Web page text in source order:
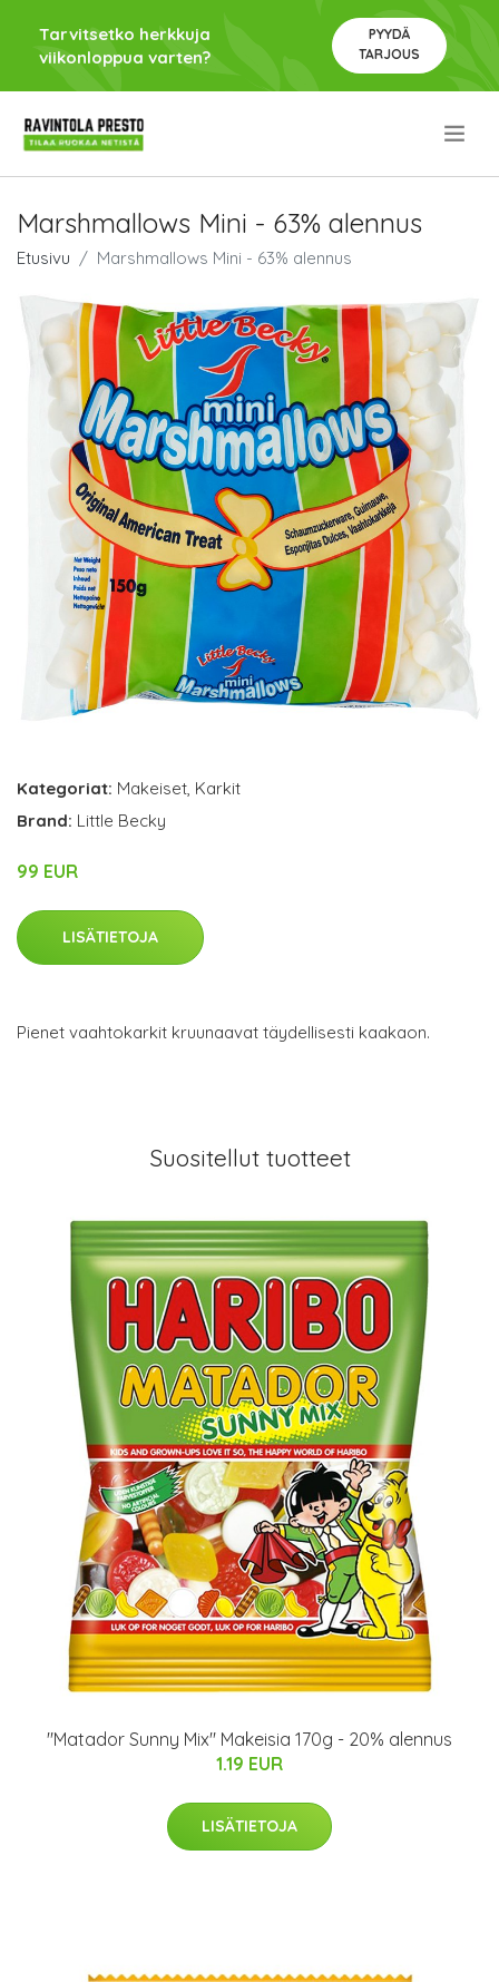
Tarvitsetko herkkuja
viikonloppua varten?
PYYDÄ
TARJOUS
Marshmallows Mini - 63% alennus
Etusivu Marshmallows Mini - 63% alennus
Kategoriat: Makeiset, Karkit
Brand: Little Becky
99 EUR
LISÄTIETOJA
Pienet vaahtokarkit kruunaavat täydellisesti kaakaon.
Suositellut tuotteet
"Matador Sunny Mix" Makeisia 170g - 20% alennus
1.19 EUR
LISÄTIETOJA